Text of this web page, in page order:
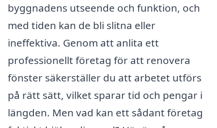
byggnadens utseende och funktion, och
med tiden kan de bli slitna eller
ineffektiva. Genom att anlita ett
professionellt företag för att renovera
fönster säkerställer du att arbetet utförs
på rätt sätt, vilket sparar tid och pengar i
längden. Men vad kan ett sådant företag